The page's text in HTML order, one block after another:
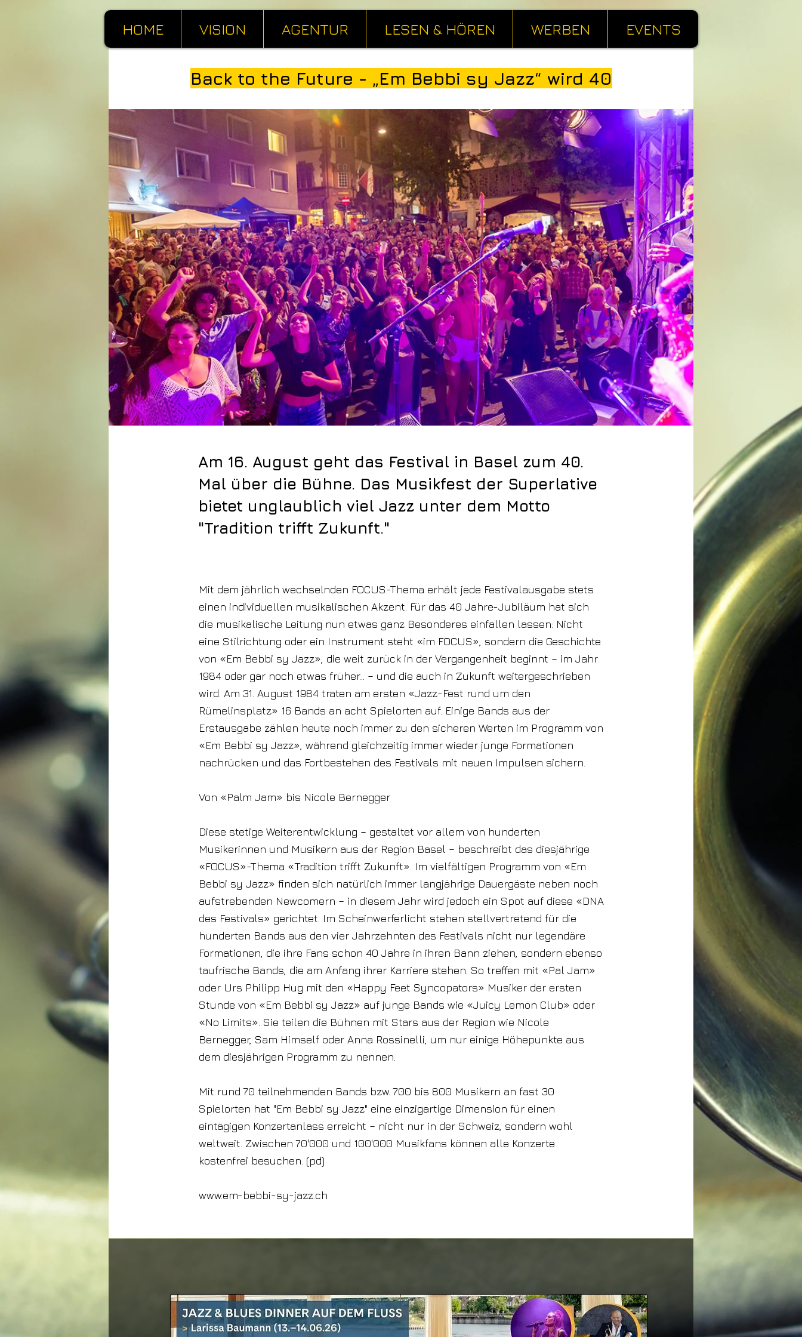
HOME VISION AGENTUR LESEN & HÖREN WERBEN EVENTS
Back to the Future - „Em Bebbi sy Jazz“ wird 40
Am 16. August geht das Festival in Basel zum 40.
Mal über die Bühne. Das Musikfest der Superlative
bietet unglaublich viel Jazz unter dem Motto
"Tradition trifft Zukunft."
Mit dem jährlich wechselnden FOCUS-Thema erhält jede Festivalausgabe stets
einen individuellen musikalischen Akzent. Für das 40 Jahre-Jubiläum hat sich
die musikalische Leitung nun etwas ganz Besonderes einfallen lassen: Nicht
eine Stilrichtung oder ein Instrument steht «im FOCUS», sondern die Geschichte
von «Em Bebbi sy Jazz», die weit zurück in der Vergangenheit beginnt – im Jahr
1984 oder gar noch etwas früher… – und die auch in Zukunft weitergeschrieben
wird. Am 31. August 1984 traten am ersten «Jazz-Fest rund um den
Rümelinsplatz» 16 Bands an acht Spielorten auf. Einige Bands aus der
Erstausgabe zählen heute noch immer zu den sicheren Werten im Programm von
«Em Bebbi sy Jazz», während gleichzeitig immer wieder junge Formationen
nachrücken und das Fortbestehen des Festivals mit neuen Impulsen sichern.
Von «Palm Jam» bis Nicole Bernegger
Diese stetige Weiterentwicklung – gestaltet vor allem von hunderten
Musikerinnen und Musikern aus der Region Basel – beschreibt das diesjährige
«FOCUS»-Thema «Tradition trifft Zukunft». Im vielfältigen Programm von «Em
Bebbi sy Jazz» finden sich natürlich immer langjährige Dauergäste neben noch
aufstrebenden Newcomern – in diesem Jahr wird jedoch ein Spot auf diese «DNA
des Festivals» gerichtet. Im Scheinwerferlicht stehen stellvertretend für die
hunderten Bands aus den vier Jahrzehnten des Festivals nicht nur legendäre
Formationen, die ihre Fans schon 40 Jahre in ihren Bann ziehen, sondern ebenso
taufrische Bands, die am Anfang ihrer Karriere stehen. So treffen mit «Pal Jam»
oder Urs Philipp Hug mit den «Happy Feet Syncopators» Musiker der ersten
Stunde von «Em Bebbi sy Jazz» auf junge Bands wie «Juicy Lemon Club» oder
«No Limits». Sie teilen die Bühnen mit Stars aus der Region wie Nicole
Bernegger, Sam Himself oder Anna Rossinelli, um nur einige Höhepunkte aus
dem diesjährigen Programm zu nennen.
Mit rund 70 teilnehmenden Bands bzw. 700 bis 800 Musikern an fast 30
Spielorten hat "Em Bebbi sy Jazz" eine einzigartige Dimension für einen
eintägigen Konzertanlass erreicht – nicht nur in der Schweiz, sondern wohl
weltweit. Zwischen 70'000 und 100'000 Musikfans können alle Konzerte
kostenfrei besuchen. (pd)
www.em-bebbi-sy-jazz.ch